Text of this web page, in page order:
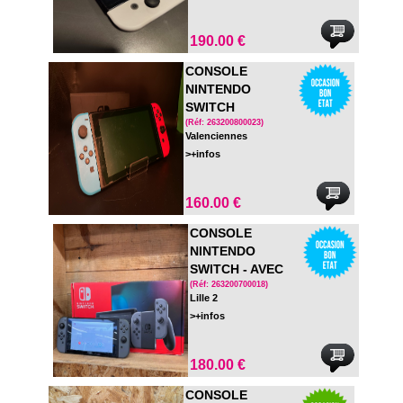
190.00 €
CONSOLE
NINTENDO
SWITCH
(Réf: 263200800023)
Valenciennes
>+infos
160.00 €
CONSOLE
NINTENDO
SWITCH - AVEC
DOCK TV - EN
BOITE
(Réf: 263200700018)
Lille 2
>+infos
180.00 €
CONSOLE